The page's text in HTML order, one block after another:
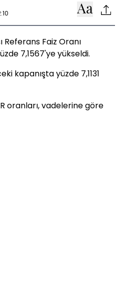
Referans Faiz Oranı
7,1567'ye yükseldi.
kapanışta yüzde 7,1131
oranları, vadelerine göre